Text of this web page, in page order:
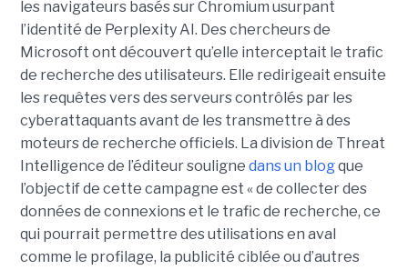
les navigateurs basés sur Chromium usurpant
l’identité de Perplexity AI. Des chercheurs de
Microsoft ont découvert qu’elle interceptait le trafic
de recherche des utilisateurs. Elle redirigeait ensuite
les requêtes vers des serveurs contrôlés par les
cyberattaquants avant de les transmettre à des
moteurs de recherche officiels. La division de Threat
Intelligence de l’éditeur souligne dans un blogque
l’objectif de cette campagne est « de collecter des
données de connexions et le trafic de recherche, ce
qui pourrait permettre des utilisations en aval
comme le profilage, la publicité ciblée ou d’autres